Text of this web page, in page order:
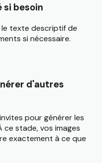
si besoin
texte descriptif de
si nécessaire.
d'autres
pour générer les
ce stade, vos images
exactement à ce que